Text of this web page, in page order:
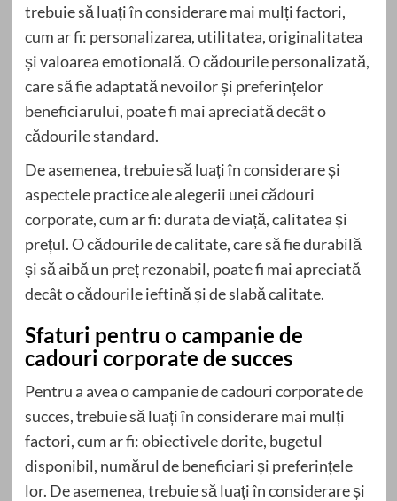
trebuie să luați în considerare mai mulți factori,
cum ar fi: personalizarea, utilitatea, originalitatea
și valoarea emotională. O cădourile personalizată,
care să fie adaptată nevoilor și preferințelor
beneficiarului, poate fi mai apreciată decât o
cădourile standard.
De asemenea, trebuie să luați în considerare și
aspectele practice ale alegerii unei cădouri
corporate, cum ar fi: durata de viață, calitatea și
prețul. O cădourile de calitate, care să fie durabilă
și să aibă un preț rezonabil, poate fi mai apreciată
decât o cădourile ieftină și de slabă calitate.
Sfaturi pentru o campanie de
cadouri corporate de succes
Pentru a avea o campanie de cadouri corporate de
succes, trebuie să luați în considerare mai mulți
factori, cum ar fi: obiectivele dorite, bugetul
disponibil, numărul de beneficiari și preferințele
lor. De asemenea, trebuie să luați în considerare și